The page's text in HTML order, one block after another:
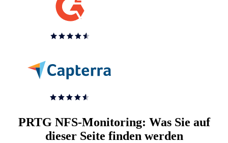
PRTG NFS-Monitoring: Was Sie auf
dieser Seite finden werden